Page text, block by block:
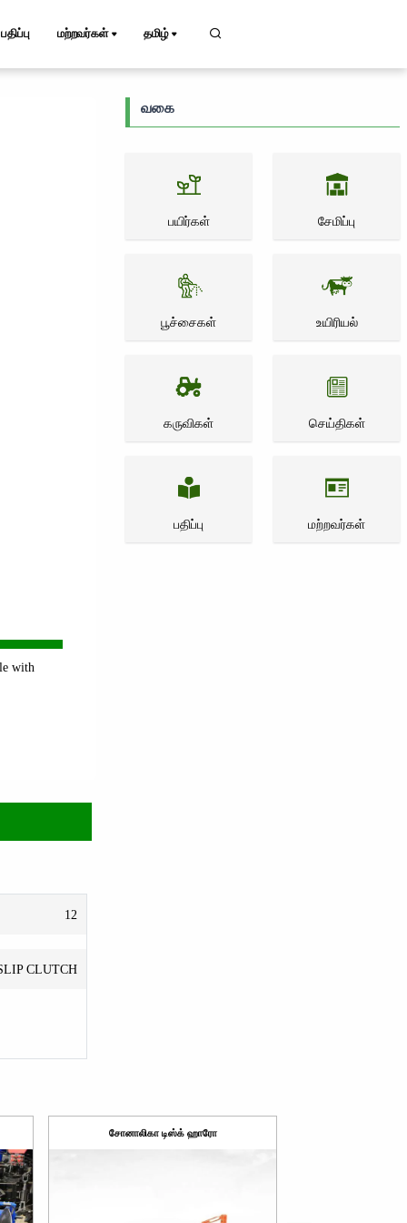
பதிப்பு மற்றவர்கள் தமிழ்
with
12
CLUTCH
வகை
பயிர்கள் சேமிப்பு
பூச்சைகள் உயிரியல்
கருவிகள் செய்திகள்
பதிப்பு மற்றவர்கள்
சோனாலிகா டிஸ்க் ஹாரோ